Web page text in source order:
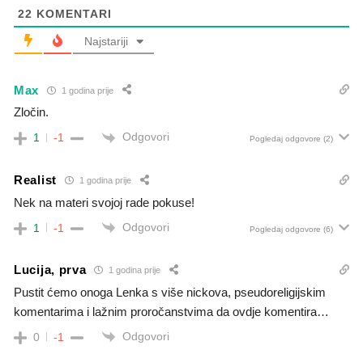
22 KOMENTARI
Najstariji
Max 1 godina prije
Zločin.
1 -1 Odgovori Pogledaj odgovore (2)
Realist 1 godina prije
Nek na materi svojoj rade pokuse!
1 -1 Odgovori Pogledaj odgovore (6)
Lucija, prva 1 godina prije
Pustit ćemo onoga Lenka s više nickova, pseudoreligijskim
komentarima i lažnim proročanstvima da ovdje komentira…
0 -1 Odgovori